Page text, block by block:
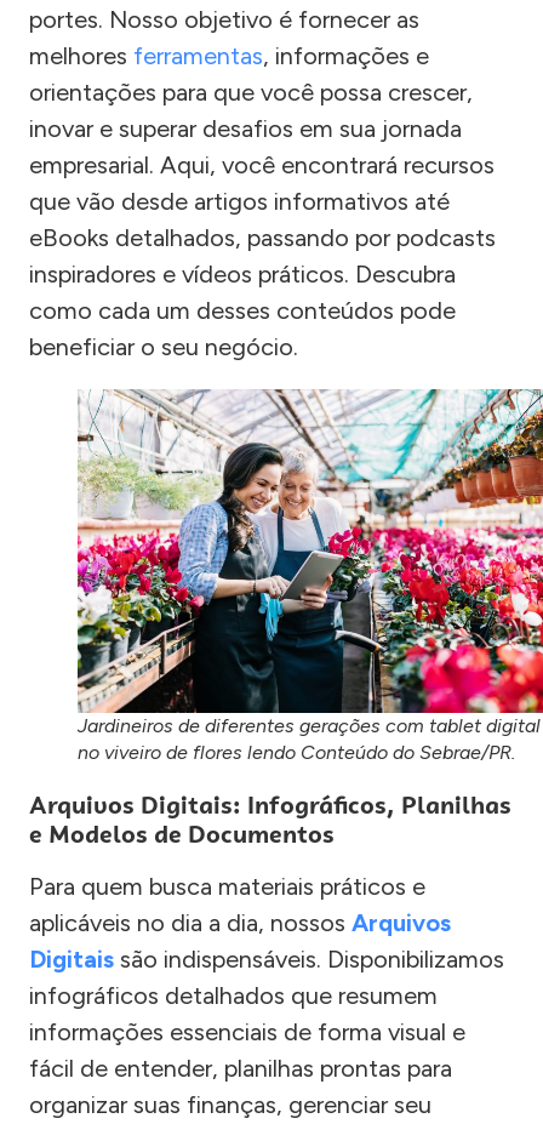
portes. Nosso objetivo é fornecer as
melhores ferramentas, informações e
orientações para que você possa crescer,
inovar e superar desafios em sua jornada
empresarial. Aqui, você encontrará recursos
que vão desde artigos informativos até
eBooks detalhados, passando por podcasts
inspiradores e vídeos práticos. Descubra
como cada um desses conteúdos pode
beneficiar o seu negócio.
Jardineiros de diferentes gerações com tablet digital
no viveiro de flores lendo Conteúdo do Sebrae/PR.
Arquivos Digitais: Infográficos, Planilhas
e Modelos de Documentos
Para quem busca materiais práticos e
aplicáveis no dia a dia, nossos Arquivos
Digitais são indispensáveis. Disponibilizamos
infográficos detalhados que resumem
informações essenciais de forma visual e
fácil de entender, planilhas prontas para
organizar suas finanças, gerenciar seu